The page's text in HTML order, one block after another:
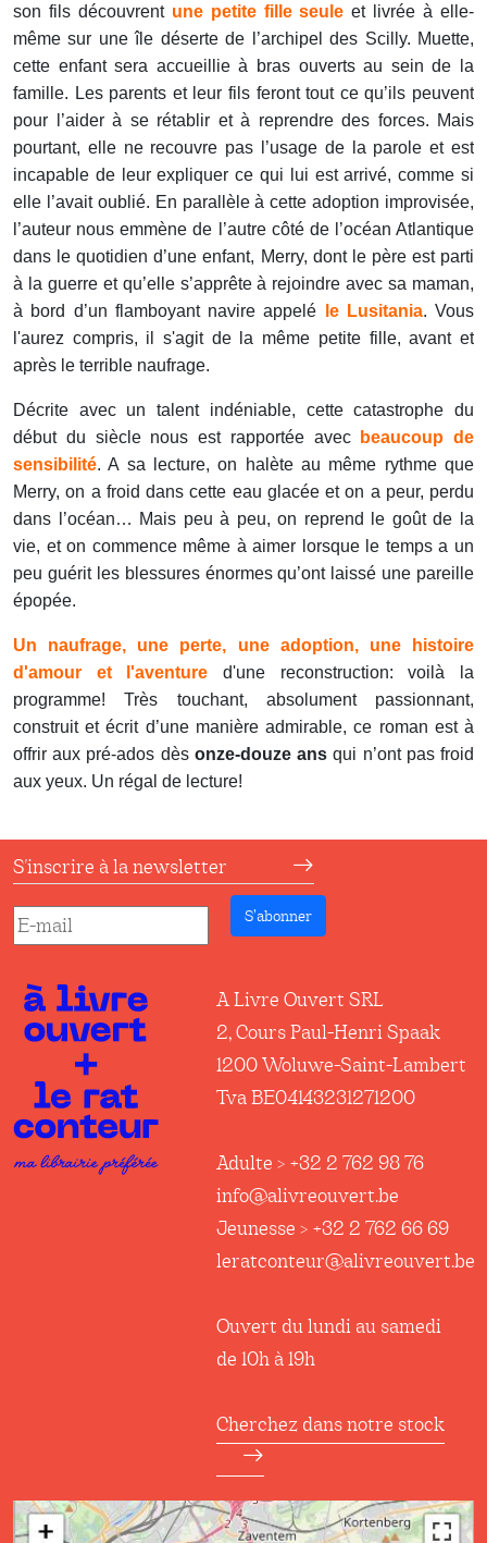
son fils découvrent une petite fille seule et livrée à elle-
même sur une île déserte de l’archipel des Scilly. Muette,
cette enfant sera accueillie à bras ouverts au sein de la
famille. Les parents et leur fils feront tout ce qu’ils peuvent
pour l’aider à se rétablir et à reprendre des forces. Mais
pourtant, elle ne recouvre pas l’usage de la parole et est
incapable de leur expliquer ce qui lui est arrivé, comme si
elle l’avait oublié. En parallèle à cette adoption improvisée,
l’auteur nous emmène de l’autre côté de l’océan Atlantique
dans le quotidien d’une enfant, Merry, dont le père est parti
à la guerre et qu’elle s’apprête à rejoindre avec sa maman,
à bord d’un flamboyant navire appelé
le Lusitania. Vous
l'aurez compris, il s'agit de la même petite fille, avant et
après le terrible naufrage.
Décrite avec un talent indéniable, cette catastrophe du
début du siècle nous est rapportée avec
beaucoup de
sensibilité. A sa lecture, on halète au même rythme que
Merry, on a froid dans cette eau glacée et on a peur, perdu
dans l’océan… Mais peu à peu, on reprend le goût de la
vie, et on commence même à aimer lorsque le temps a un
peu guérit les blessures énormes qu’ont laissé une pareille
épopée.
Un naufrage, une perte, une adoption, une histoire
d'amour et l'aventure d'une reconstruction: voilà la
programme! Très touchant, absolument passionnant,
construit et écrit d’une manière admirable, ce roman est à
offrir aux pré-ados dès onze-douze ans qui n’ont pas froid
aux yeux. Un régal de lecture!
S'inscrire à la newsletter
S’abonner
A Livre Ouvert SRL
2, Cours Paul-Henri Spaak
1200 Woluwe-Saint-Lambert
Tva BE04143231271200
Adulte > +32 2 762 98 76
info@alivreouvert.be
Jeunesse > +32 2 762 66 69
leratconteur@alivreouvert.be
Ouvert du lundi au samedi
de 10h à 19h
Cherchez dans notre stock